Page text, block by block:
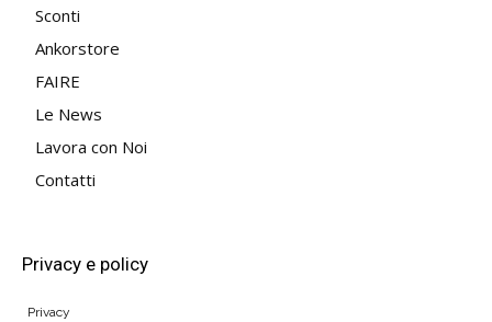
Sconti
Ankorstore
FAIRE
Le News
Lavora con Noi
Contatti
Privacy e policy
Privacy